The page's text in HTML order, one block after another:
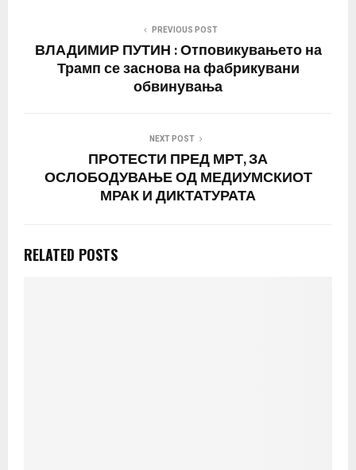
PREVIOUS POST
ВЛАДИМИР ПУТИН : Отповикувањето на
Трамп се заснова на фабрикувани
обвинувања
NEXT POST
ПРОТЕСТИ ПРЕД МРТ, ЗА
ОСЛОБОДУВАЊЕ ОД МЕДИУМСКИОТ
МРАК И ДИКТАТУРАТА
RELATED POSTS